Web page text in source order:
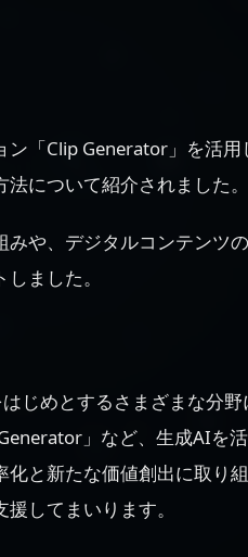
「Clip Generator」を活
について紹介されました。
や、デジタルコンテンツ
ました。
じめとするさまざまな分
」など、生成AIを
と新たな価値創出に取り
してまいります。